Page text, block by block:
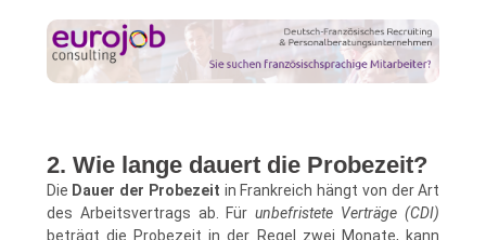
2. Wie lange dauert die Probezeit?
Die Dauer der Probezeit in Frankreich hängt von der Art
des Arbeitsvertrags ab. Fürunbefristete Verträge (CDI)
beträgt die Probezeit in der Regel zwei Monate, kann